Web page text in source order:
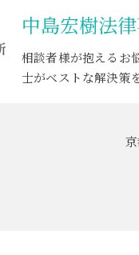
中島宏樹法
相談者様が抱えるお
士がベストな解決策